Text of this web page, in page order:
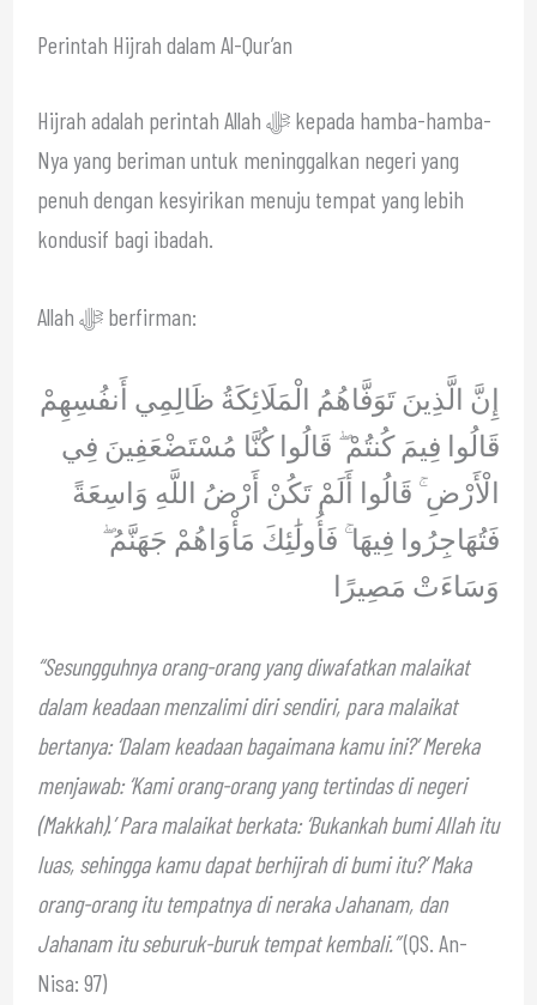
Perintah Hijrah dalam Al-Qur’an
Hijrah adalah perintah Allah ﷻ kepada hamba-hamba-
Nya yang beriman untuk meninggalkan negeri yang
penuh dengan kesyirikan menuju tempat yang lebih
kondusif bagi ibadah.
Allah ﷻ berfirman:
إِنَّ الَّذِينَ تَوَفَّاهُمُ الْمَلَائِكَةُ ظَالِمِي أَنفُسِهِمْ
قَالُوا فِيمَ كُنتُمْ ۖ قَالُوا كُنَّا مُسْتَضْعَفِينَ فِي
الْأَرْضِ ۚ قَالُوا أَلَمْ تَكُنْ أَرْضُ اللَّهِ وَاسِعَةً
فَتُهَاجِرُوا فِيهَا ۚ فَأُولَٰئِكَ مَأْوَاهُمْ جَهَنَّمُ ۖ
وَسَاءَتْ مَصِيرًا
“Sesungguhnya orang-orang yang diwafatkan malaikat
dalam keadaan menzalimi diri sendiri, para malaikat
bertanya: ‘Dalam keadaan bagaimana kamu ini?’ Mereka
menjawab: ‘Kami orang-orang yang tertindas di negeri
(Makkah).’ Para malaikat berkata: ‘Bukankah bumi Allah itu
luas, sehingga kamu dapat berhijrah di bumi itu?’ Maka
orang-orang itu tempatnya di neraka Jahanam, dan
Jahanam itu seburuk-buruk tempat kembali.”(QS. An-
Nisa: 97)